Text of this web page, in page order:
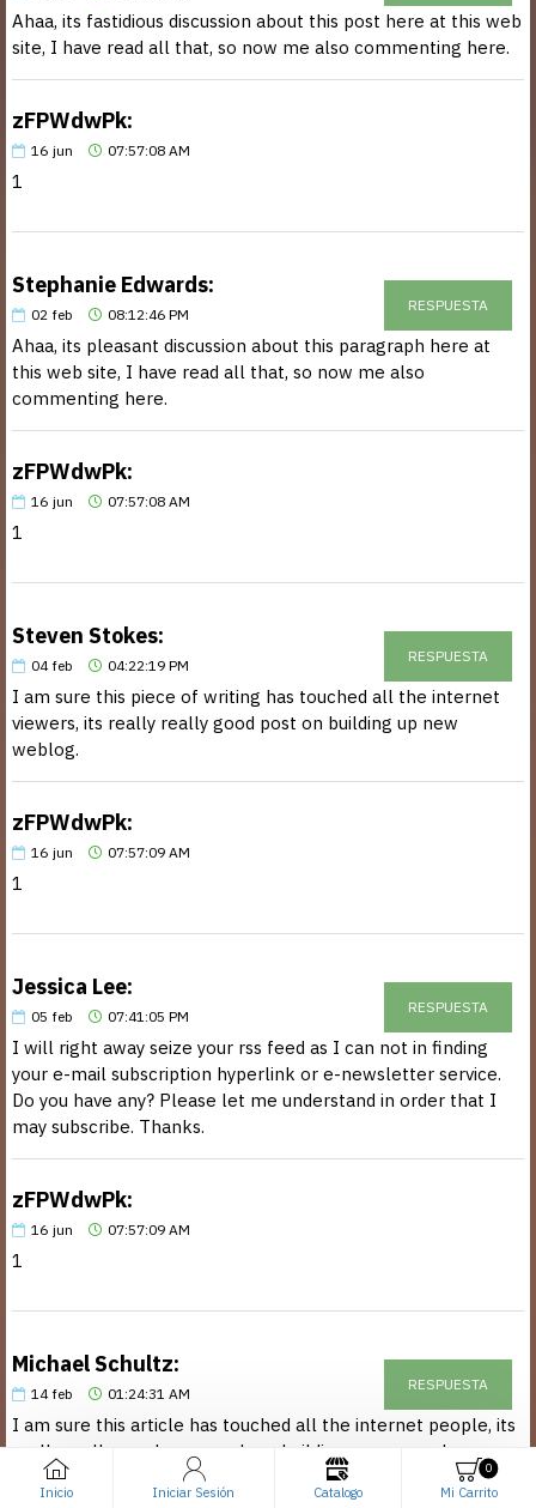
Ahaa, its fastidious discussion about this post here at this web
site, I have read all that, so now me also commenting here.
zFPWdwPk:
16 jun 07:57:08 AM
1
Stephanie Edwards:
02 feb 08:12:46 PM
RESPUESTA
Ahaa, its pleasant discussion about this paragraph here at
this web site, I have read all that, so now me also
commenting here.
zFPWdwPk:
16 jun 07:57:08 AM
1
Steven Stokes:
04 feb 04:22:19 PM
RESPUESTA
I am sure this piece of writing has touched all the internet
viewers, its really really good post on building up new
weblog.
zFPWdwPk:
16 jun 07:57:09 AM
1
Jessica Lee:
05 feb 07:41:05 PM
RESPUESTA
I will right away seize your rss feed as I can not in finding
your e-mail subscription hyperlink or e-newsletter service.
Do you have any? Please let me understand in order that I
may subscribe. Thanks.
zFPWdwPk:
16 jun 07:57:09 AM
1
Michael Schultz:
14 feb 01:24:31 AM
RESPUESTA
I am sure this article has touched all the internet people, its
really really good paragraph on building up new webpage.
Inicio Iniciar Sesión Catalogo Mi Carrito
0